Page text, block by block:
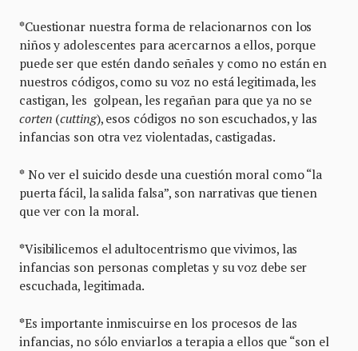
*Cuestionar nuestra forma de relacionarnos con los
niños y adolescentes para acercarnos a ellos, porque
puede ser que estén dando señales y como no están en
nuestros códigos, como su voz no está legitimada, les
castigan, les golpean, les regañan para que ya no se
corten (cutting), esos códigos no son escuchados, y las
infancias son otra vez violentadas, castigadas.
*No ver el suicido desde una cuestión moral como “la
puerta fácil, la salida falsa”, son narrativas que tienen
que ver con la moral.
*Visibilicemos el adultocentrismo que vivimos, las
infancias son personas completas y su voz debe ser
escuchada, legitimada.
*Es importante inmiscuirse en los procesos de las
infancias, no sólo enviarlos a terapia a ellos que “son el